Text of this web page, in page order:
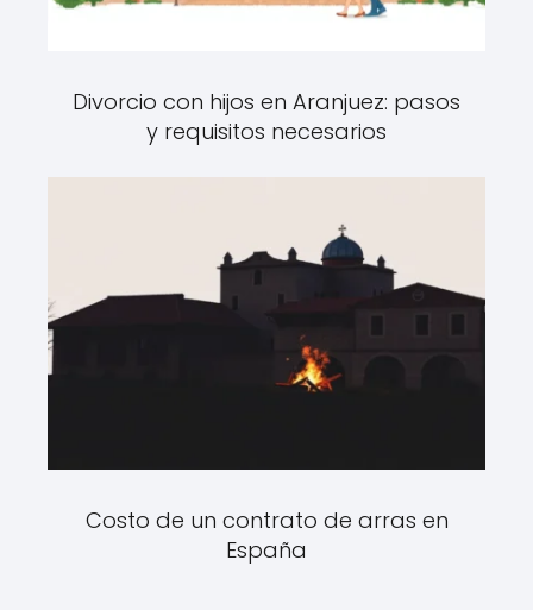
Divorcio con hijos en Aranjuez: pasos
y requisitos necesarios
Costo de un contrato de arras en
España